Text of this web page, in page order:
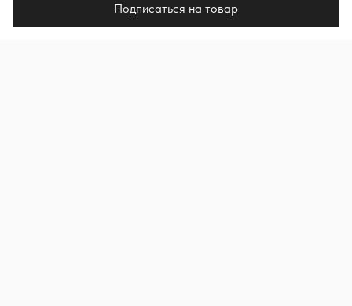
Подписаться на товар